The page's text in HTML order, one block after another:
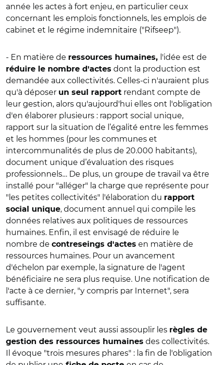
année les actes à fort enjeu, en particulier ceux
concernant les emplois fonctionnels, les emplois de
cabinet et le régime indemnitaire ("Rifseep").
- En matière de ressources humaines, l'idée est de
réduire le nombre d'actes dont la production est
demandée aux collectivités. Celles-ci n'auraient plus
qu'à déposer un seul rapport rendant compte de
leur gestion, alors qu'aujourd'hui elles ont l'obligation
d'en élaborer plusieurs : rapport social unique,
rapport sur la situation de l’égalité entre les femmes
et les hommes (pour les communes et
intercommunalités de plus de 20.000 habitants),
document unique d’évaluation des risques
professionnels… De plus, un groupe de travail va être
installé pour "alléger" la charge que représente pour
"les petites collectivités" l'élaboration du rapport
social unique, document annuel qui compile les
données relatives aux politiques de ressources
humaines. Enfin, il est envisagé de réduire le
nombre de contreseings d'actes en matière de
ressources humaines. Pour un avancement
d'échelon par exemple, la signature de l'agent
bénéficiaire ne sera plus requise. Une notification de
l'acte à ce dernier, "y compris par Internet", sera
suffisante.
Le gouvernement veut aussi assouplir les règles de
gestion des ressources humaines des collectivités.
Il évoque "trois mesures phares" : la fin de l'obligation